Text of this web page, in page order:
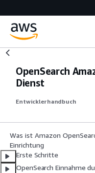
OpenSearch
Dienst
Entwicklerhandbuch
Was ist Amazon
Einrichtung
Erste Schritte
OpenSearch Einnahme